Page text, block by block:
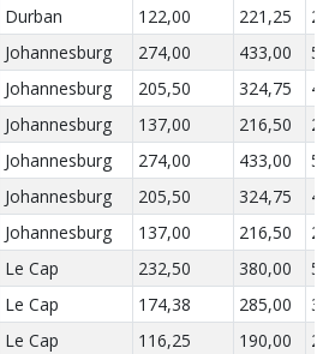
Durban 122,00 221,25
Johannesburg 274,00 433,00
Johannesburg 205,50 324,75
Johannesburg 137,00 216,50
Johannesburg 274,00 433,00
Johannesburg 205,50 324,75
Johannesburg 137,00 216,50
Le Cap 232,50 380,00
Le Cap 174,38 285,00
Le Cap 116,25 190,00